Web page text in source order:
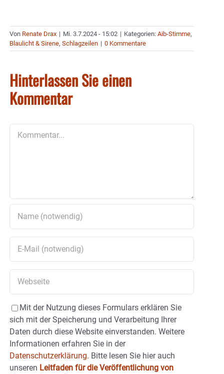
Von Renate Drax | Mi. 3.7.2024 - 15:02 | Kategorien: Aib-Stimme,
Blaulicht & Sirene, Schlagzeilen | 0 Kommentare
Hinterlassen Sie einen
Kommentar
Mit der Nutzung dieses Formulars erklären Sie
sich mit der Speicherung und Verarbeitung Ihrer
Daten durch diese Website einverstanden. Weitere
Informationen erfahren Sie in der
Datenschutzerklärung. Bitte lesen Sie hier auch
unseren Leitfaden für die Veröffentlichung von